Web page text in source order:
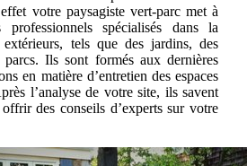
votre paysagiste vert-parc met à
spécialisés dans la
extérieurs, tels que des jardins, des
Ils sont formés aux dernières
en matière d’entretien des espaces
l’analyse de votre site, ils savent
des conseils d’experts sur votre